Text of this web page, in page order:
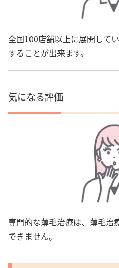
全国100店舗以上に展開して
することが出来ます。
気になる評価
専門的な薄毛治療は、薄毛治
できません。